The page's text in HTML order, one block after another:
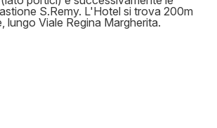
S.Remy. L'Hotel si trova 200m
lungo Viale Regina Margherita.